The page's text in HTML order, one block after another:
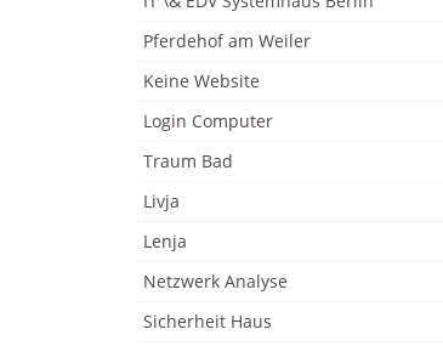
Pferdehof am Weiler
Keine Website
Login Computer
Traum Bad
Livja
Lenja
Netzwerk Analyse
Sicherheit Haus